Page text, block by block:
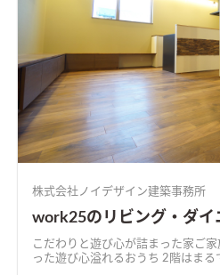
株式会社ノイデザイン建築事務所
work25のリビング・ダイ
こだわりと遊び心が詰まった家ご
った遊び心溢れるおうち 2階はまるで旅館のような佇まいから始